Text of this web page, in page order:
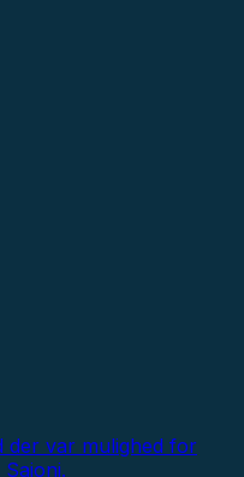
der var mulighed for